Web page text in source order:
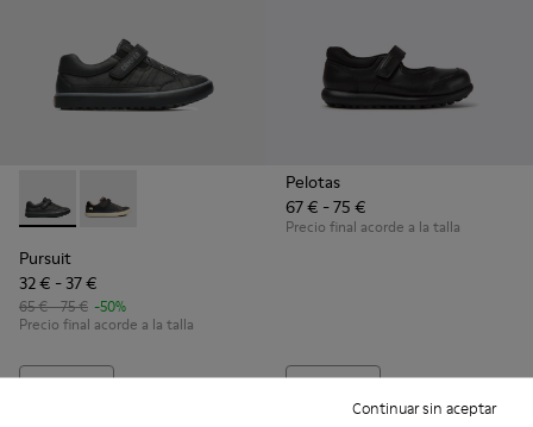
Continuar sin aceptar
Pursuit - 80343-021 - Black
Pursuit - 80343-002
Pursuit
32 € - 37 €
65 € - 75 € -50%
Precio final acorde a la talla
Pelotas
67 € - 75 €
Precio final acorde a la talla